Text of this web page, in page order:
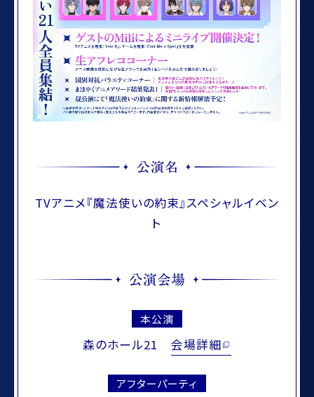
TVアニメ『魔法使いの約束』スペシャルイベン
ト
本公演
森のホール21 会場詳細
アフターパーティ